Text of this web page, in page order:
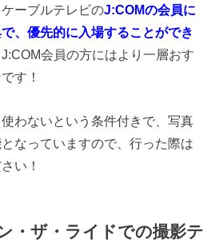
ーブルテレビのJ:COMの会員に
、優先的に入場することができ
会員の方にはより一層おす
す！
わないという条件付きで、写真
なっていますので、行った際は
い！
・ザ・ライドでの撮影テ